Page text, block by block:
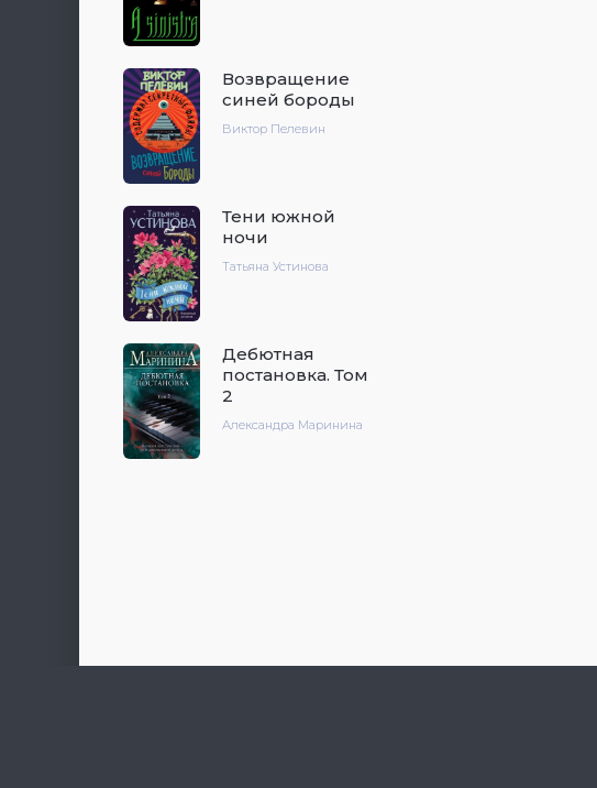
Возвращение
синей бороды
Виктор Пелевин
Тени южной
ночи
Татьяна Устинова
Дебютная
постановка. Том
2
Александра Маринина